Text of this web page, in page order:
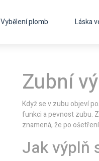
Vybělení plomb Láska
Zubní
Když se v zubu objeví
funkci a pevnost zubu.
znamená, že po
Jak výplň